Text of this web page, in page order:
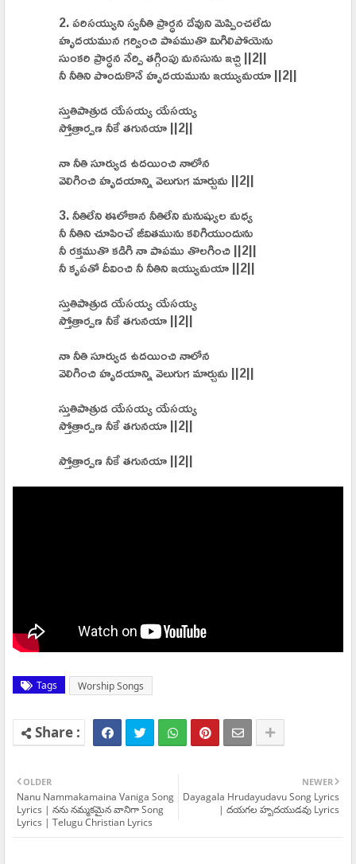
2. పరిసయ్యుని స్వనీతి ప్రార్ధన దేవుని మెప్పించలేదు
హృదయమున గర్వించి పాపముతొ మిగిలిపోయెను
సుంకరి ప్రార్ధన నేర్పి తగ్గింపు మనసును ఇచ్చి ||2||
నీ నీతిని పొందుకొనే హృదయమును ఇయ్యుమయా ||2||
స్తుతిపాత్రుడ యేసయ్య యేసయ్య
స్తోత్రార్పణ నీకే తగునయా ||2||
నా నీతి సూర్యుడ ఉదయించి నాలోన
వెలిగించి హృదయాన్ని వెలుగుగ మార్చుమ ||2||
3. నీతిలేని ఈలోకాన నీతిలేని మనుష్యుల మధ్య
నీ నీతిని చూపించే జీవితమును కలిగియుందును
నీ రక్తముతొ కడిగి నా పాపము తొలగించి ||2||
నీ కృపతో దీవించి నీ నీతిని ఇయ్యుమయా ||2||
స్తుతిపాత్రుడ యేసయ్య యేసయ్య
స్తోత్రార్పణ నీకే తగునయా ||2||
నా నీతి సూర్యుడ ఉదయించి నాలోన
వెలిగించి హృదయాన్ని వెలుగుగ మార్చుమ ||2||
స్తుతిపాత్రుడ యేసయ్య యేసయ్య
స్తోత్రార్పణ నీకే తగునయా ||2||
స్తోత్రార్పణ నీకే తగునయా ||2||
Tags Worship Songs
NEWER
Dayagala Hrudayudavu Song Lyrics
| దయగల హృదయుడవు Lyrics
OLDER
Nanu Nammakamaina Vaniga Song
Lyrics | నను నమ్మకమైన వానిగా Song
Lyrics | Telugu Christian Lyrics